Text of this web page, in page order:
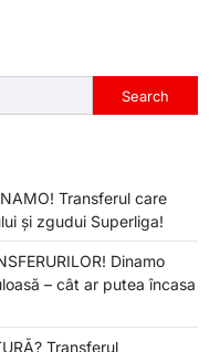
Search
Transferul care
și zgudui Superliga!
Dinamo
– cât ar putea încasa
Transferul